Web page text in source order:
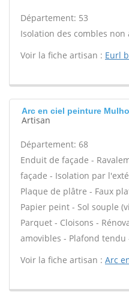
Département: 53
Isolation des combles non
Voir la fiche artisan : Eurl
Arc en ciel peinture
Artisan
Département: 68
Enduit de façade -
façade - Isolation par
Plaque de plâtre - Faux
Papier peint - Sol souple
Parquet - Cloisons -
amovibles - Plafond tendu
Voir la fiche artisan : Arc